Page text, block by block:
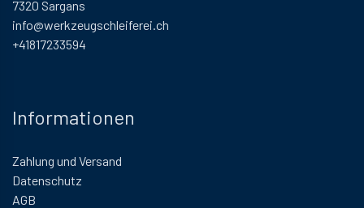
7320 Sargans
info@werkzeugschleiferei.ch
+41817233594
Informationen
Zahlung und Versand
Datenschutz
AGB